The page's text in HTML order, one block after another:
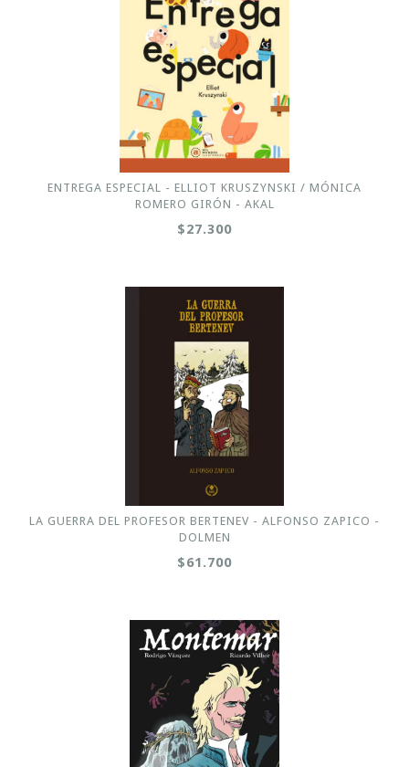
ENTREGA ESPECIAL - ELLIOT KRUSZYNSKI / MÓNICA
ROMERO GIRÓN - AKAL
$27.300
LA GUERRA DEL PROFESOR BERTENEV - ALFONSO ZAPICO -
DOLMEN
$61.700